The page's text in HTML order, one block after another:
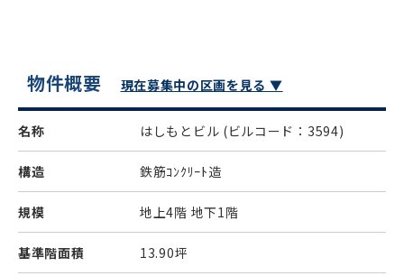
物件概要 現在募集中の区画を見る ▼
名称 はしもとビル (ビルコード：3594)
構造 鉄筋ｺﾝｸﾘｰﾄ造
規模 地上4階 地下1階
基準階面積 13.90坪